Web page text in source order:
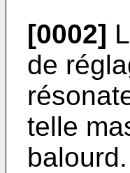
[0002]
de
telle
balourd.